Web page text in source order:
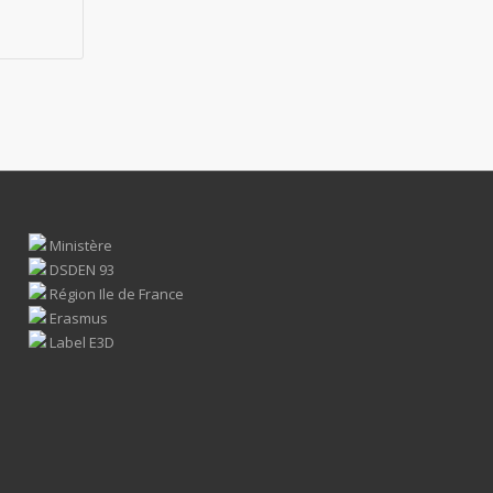
Ministère
DSDEN 93
Région Ile de France
Erasmus
Label E3D